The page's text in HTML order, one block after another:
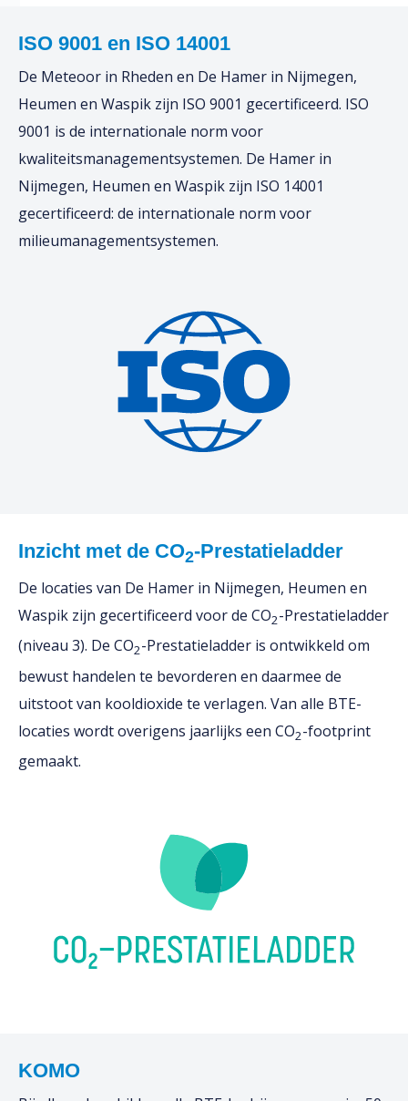
ISO 9001 en ISO 14001
De Meteoor in Rheden en De Hamer in Nijmegen,
Heumen en Waspik zijn ISO 9001 gecertificeerd. ISO
9001 is de internationale norm voor
kwaliteitsmanagementsystemen. De Hamer in
Nijmegen, Heumen en Waspik zijn ISO 14001
gecertificeerd: de internationale norm voor
milieumanagementsystemen.
Inzicht met de CO2-Prestatieladder
De locaties van De Hamer in Nijmegen, Heumen en
Waspik zijn gecertificeerd voor de CO2-Prestatieladder
(niveau 3). De CO2-Prestatieladder is ontwikkeld om
bewust handelen te bevorderen en daarmee de
uitstoot van kooldioxide te verlagen. Van alle BTE-
locaties wordt overigens jaarlijks een CO2-footprint
gemaakt.
KOMO